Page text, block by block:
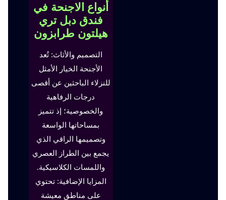
أنواع الاجنحة في
فندق دبل تري
هيلتون طرابزون
التصميم والأثاث: تُعد
الأجنحة الخيار الأمثل
للنزلاء الباحثين عن أقصى
درجات الرفاهية
والخصوصية؛ إذ تتميز
بمساحاتها الواسعة
وتصميمها الراقي الذي
يجمع بين الطراز العصري
واللمسات الكلاسيكية.
المزايا الإضافية: تحتوي
على مناطق معيشة